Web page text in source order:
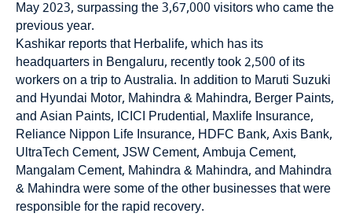
May 2023, surpassing the 3,67,000 visitors who came the
previous year.
Kashikar reports that Herbalife, which has its
headquarters in Bengaluru, recently took 2,500 of its
workers on a trip to Australia. In addition to Maruti Suzuki
and Hyundai Motor, Mahindra & Mahindra, Berger Paints,
and Asian Paints, ICICI Prudential, Maxlife Insurance,
Reliance Nippon Life Insurance, HDFC Bank, Axis Bank,
UltraTech Cement, JSW Cement, Ambuja Cement,
Mangalam Cement, Mahindra & Mahindra, and Mahindra
& Mahindra were some of the other businesses that were
responsible for the rapid recovery.